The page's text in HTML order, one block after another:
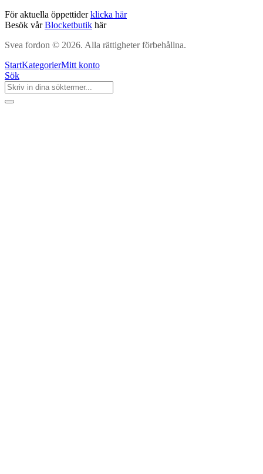
För aktuella öppettiderklicka här
Besök vårBlocketbutik här
Svea fordon © 2026. Alla rättigheter förbehållna.
StartKategorierMitt konto
Sök